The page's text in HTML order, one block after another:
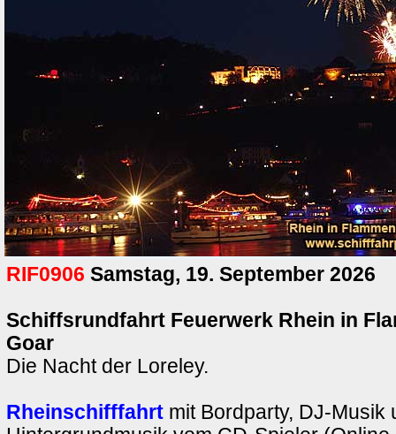
RIF0906 Samstag, 19. September 2026
Schiffsrundfahrt Feuerwerk Rhein in
Goar
Die Nacht der Loreley.
Rheinschifffahrt mit Bordparty, DJ-Musik